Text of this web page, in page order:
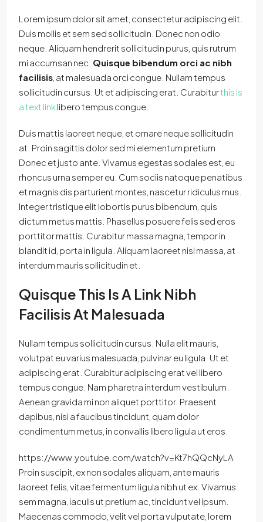
Lorem ipsum dolor sit amet, consectetur adipiscing elit.
Duis mollis et sem sed sollicitudin. Donec non odio
neque. Aliquam hendrerit sollicitudin purus, quis rutrum
mi accumsan nec. Quisque bibendum orci ac nibh
facilisis , at malesuada orci congue. Nullam tempus
sollicitudin cursus. Ut et adipiscing erat. Curabiturthis is
a text link libero tempus congue.
Duis mattis laoreet neque, et ornare neque sollicitudin
at. Proin sagittis dolor sed mi elementum pretium.
Donec et justo ante. Vivamus egestas sodales est, eu
rhoncus urna semper eu. Cum sociis natoque penatibus
et magnis dis parturient montes, nascetur ridiculus mus.
Integer tristique elit lobortis purus bibendum, quis
dictum metus mattis. Phasellus posuere felis sed eros
porttitor mattis. Curabitur massa magna, tempor in
blandit id, porta in ligula. Aliquam laoreet nisl massa, at
interdum mauris sollicitudin et.
Quisque This Is A Link Nibh
Facilisis At Malesuada
Nullam tempus sollicitudin cursus. Nulla elit mauris,
volutpat eu varius malesuada, pulvinar eu ligula. Ut et
adipiscing erat. Curabitur adipiscing erat vel libero
tempus congue. Nam pharetra interdum vestibulum.
Aenean gravida mi non aliquet porttitor. Praesent
dapibus, nisi a faucibus tincidunt, quam dolor
condimentum metus, in convallis libero ligula ut eros.
https://www.youtube.com/watch?v=Kt7hQQcNyLA
Proin suscipit, ex non sodales aliquam, ante mauris
laoreet felis, vitae fermentum ligula nibh ut ex. Vivamus
sem magna, iaculis ut pretium ac, tincidunt vel ipsum.
Maecenas commodo, velit vel porta vulputate, lorem